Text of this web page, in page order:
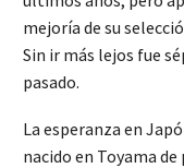
mejoría de su
Sin ir más lejos fue
pasado.
La esperanza en
nacido en Toyama